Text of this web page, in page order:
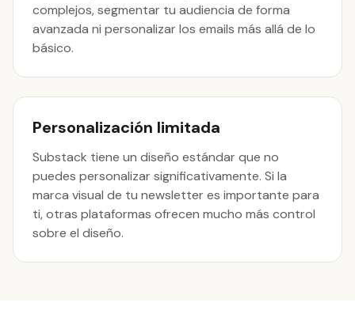
complejos, segmentar tu audiencia de forma
avanzada ni personalizar los emails más allá de lo
básico.
Personalización limitada
Substack tiene un diseño estándar que no
puedes personalizar significativamente. Si la
marca visual de tu newsletter es importante para
ti, otras plataformas ofrecen mucho más control
sobre el diseño.